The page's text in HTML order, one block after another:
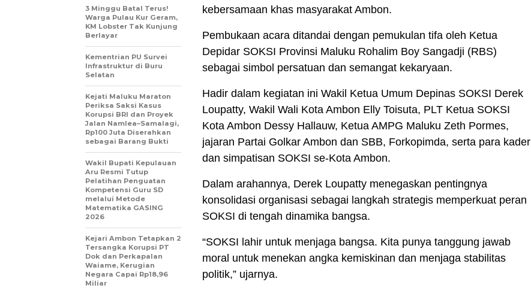
kebersamaan khas masyarakat Ambon.
Pembukaan acara ditandai dengan pemukulan tifa oleh Ketua
Depidar SOKSI Provinsi Maluku Rohalim Boy Sangadji (RBS)
sebagai simbol persatuan dan semangat kekaryaan.
Hadir dalam kegiatan ini Wakil Ketua Umum Depinas SOKSI Derek
Loupatty, Wakil Wali Kota Ambon Elly Toisuta, PLT Ketua SOKSI
Kota Ambon Dessy Hallauw, Ketua AMPG Maluku Zeth Pormes,
jajaran Partai Golkar Ambon dan SBB, Forkopimda, serta para kader
dan simpatisan SOKSI se-Kota Ambon.
Dalam arahannya, Derek Loupatty menegaskan pentingnya
konsolidasi organisasi sebagai langkah strategis memperkuat peran
SOKSI di tengah dinamika bangsa.
“SOKSI lahir untuk menjaga bangsa. Kita punya tanggung jawab
moral untuk menekan angka kemiskinan dan menjaga stabilitas
politik,” ujarnya.
3 Minggu Batal Terus!
Warga Pulau Kur Geram,
KM Lobster Tak Kunjung
Berlayar
Kementrian PU Survei
Infrastruktur di Buru
Selatan
Kejati Maluku Maraton
Periksa Saksi Kasus
Korupsi BRI dan Proyek
Jalan Namlea–Samalagi,
Rp100 Juta Diserahkan
sebagai Barang Bukti
Wakil Bupati Kepulauan
Aru Resmi Tutup
Pelatihan Penguatan
Kompetensi Guru SD
melalui Metode
Matematika GASING
2026
Kejari Ambon Tetapkan 2
Tersangka Korupsi PT
Dok dan Perkapalan
Waiame, Kerugian
Negara Capai Rp18,96
Miliar